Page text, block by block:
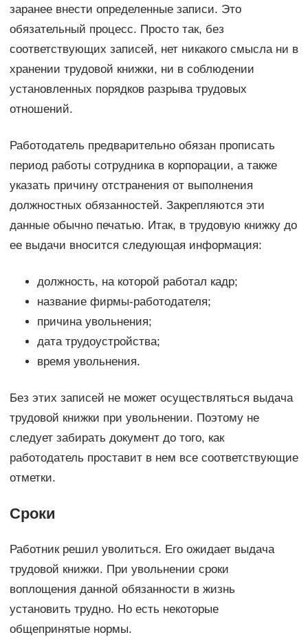
заранее внести определенные записи. Это
обязательный процесс. Просто так, без
соответствующих записей, нет никакого смысла ни в
хранении трудовой книжки, ни в соблюдении
установленных порядков разрыва трудовых
отношений.
Работодатель предварительно обязан прописать
период работы сотрудника в корпорации, а также
указать причину отстранения от выполнения
должностных обязанностей. Закрепляются эти
данные обычно печатью. Итак, в трудовую книжку до
ее выдачи вносится следующая информация:
должность, на которой работал кадр;
название фирмы-работодателя;
причина увольнения;
дата трудоустройства;
время увольнения.
Без этих записей не может осуществляться выдача
трудовой книжки при увольнении. Поэтому не
следует забирать документ до того, как
работодатель проставит в нем все соответствующие
отметки.
Сроки
Работник решил уволиться. Его ожидает выдача
трудовой книжки. При увольнении сроки
воплощения данной обязанности в жизнь
установить трудно. Но есть некоторые
общепринятые нормы.